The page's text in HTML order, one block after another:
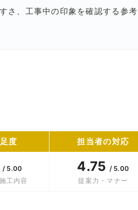
、工事中の印象を確認する参
度
/ 5.00
工内容
担当者の対応
4.75 / 5.00
提案力・マナー